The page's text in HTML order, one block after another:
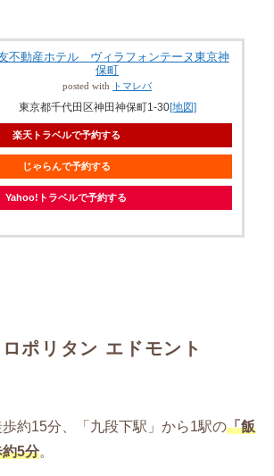
不動産ホテル ヴィラフォンテーヌ東京神
保町
posted with トマレバ
東京都千代田区神田神保町1-30[地図]
楽天トラベルで予約する
じゃらんで予約する
Yahoo!トラベルで予約する
ポリタン エドモント
約15分、「九段下駅」から1駅の「飯
5分。